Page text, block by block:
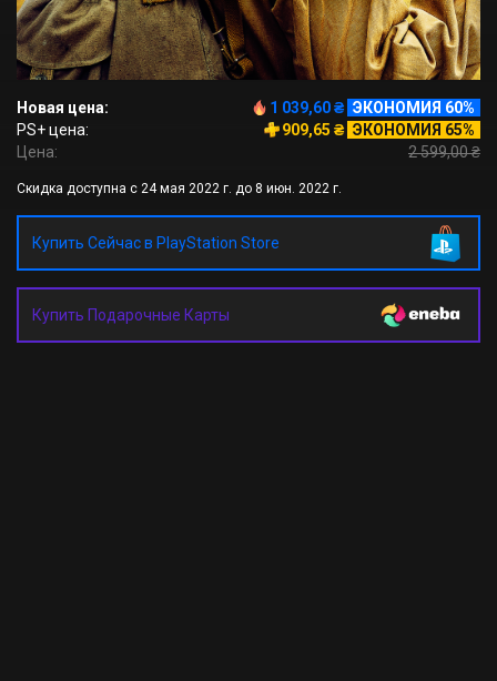
Новая цена: 1 039,60 ₴ ЭКОНОМИЯ 60%
PS+ цена:
909,65 ₴ ЭКОНОМИЯ 65%
Цена:
2 599,00 ₴
Скидка доступна с 24 мая 2022 г. до 8 июн. 2022 г.
Купить Сейчас в PlayStation Store
Купить Подарочные Карты